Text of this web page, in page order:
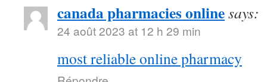
canada pharmacies onlinesays:
24 août 2023 at 12 h 29 min
most reliable online pharmacy